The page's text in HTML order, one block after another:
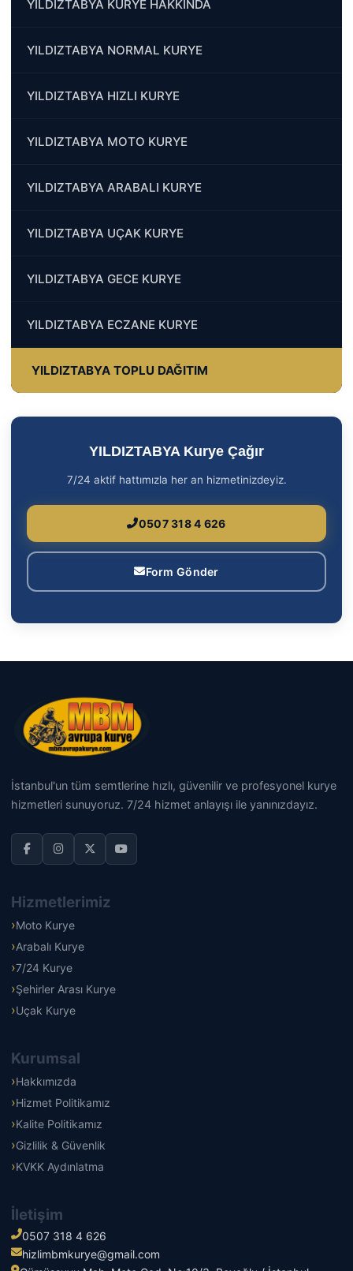
YILDIZTABYA KURYE HAKKINDA
YILDIZTABYA NORMAL KURYE
YILDIZTABYA HIZLI KURYE
YILDIZTABYA MOTO KURYE
YILDIZTABYA ARABALI KURYE
YILDIZTABYA UÇAK KURYE
YILDIZTABYA GECE KURYE
YILDIZTABYA ECZANE KURYE
YILDIZTABYA TOPLU DAĞITIM
YILDIZTABYA Kurye Çağır
7/24 aktif hattımızla her an hizmetinizdeyiz.
0507 318 4 626
Form Gönder
İstanbul'un tüm semtlerine hızlı, güvenilir ve profesyonel kurye
hizmetleri sunuyoruz. 7/24 hizmet anlayışı ile yanınızdayız.
Hizmetlerimiz
Moto Kurye
Arabalı Kurye
7/24 Kurye
Şehirler Arası Kurye
Uçak Kurye
Kurumsal
Hakkımızda
Hizmet Politikamız
Kalite Politikamız
Gizlilik & Güvenlik
KVKK Aydınlatma
İletişim
0507 318 4 626
hizlimbmkurye@gmail.com